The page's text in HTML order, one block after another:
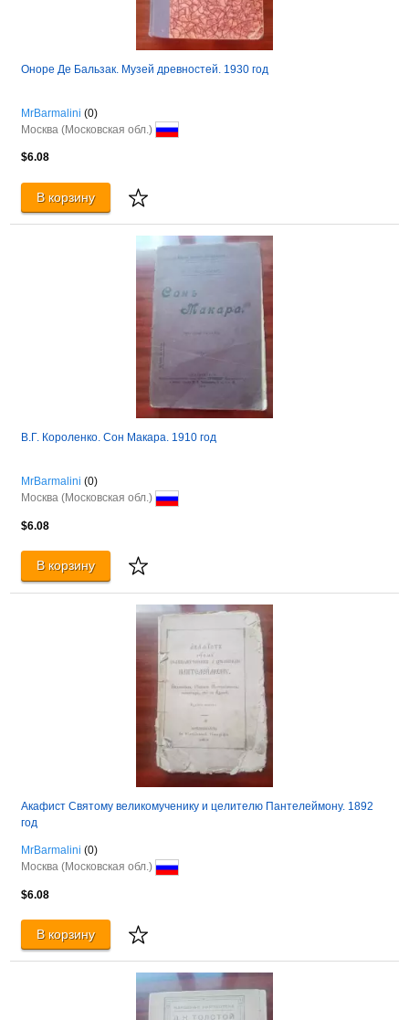
Оноре Де Бальзак. Музей древностей. 1930 год
MrBarmalini (0)
Москва (Московская обл.)
$6.08
В корзину
В.Г. Короленко. Сон Макара. 1910 год
MrBarmalini (0)
Москва (Московская обл.)
$6.08
В корзину
Акафист Святому великомученику и целителю Пантелеймону. 1892
год
MrBarmalini (0)
Москва (Московская обл.)
$6.08
В корзину